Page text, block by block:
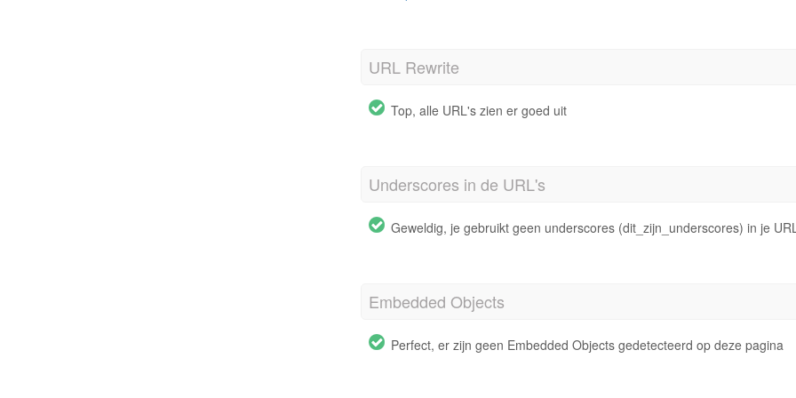
URL Rewrite
Top, alle URL's zien er goed uit
Underscores in de URL's
Geweldig, je gebruikt geen underscores (dit_zijn_underscores) in je
Embedded Objects
Perfect, er zijn geen Embedded Objects gedetecteerd op deze pagina